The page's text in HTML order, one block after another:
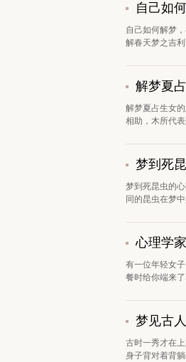
自己如
自己如何解梦
解春天梦之吉
解梦夏
解梦夏占生女
相助，木所代
梦到死
梦到死昆虫的
同的昆虫在梦
心理学
有一位年轻女
餐时给你端来
梦见古
古时一秀才在
身子背对着背